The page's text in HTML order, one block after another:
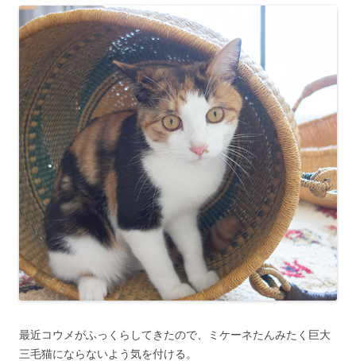
最近コウメがふっくらしてきたので、ミケーネたんみたく巨大
三毛猫にならないよう気を付ける。